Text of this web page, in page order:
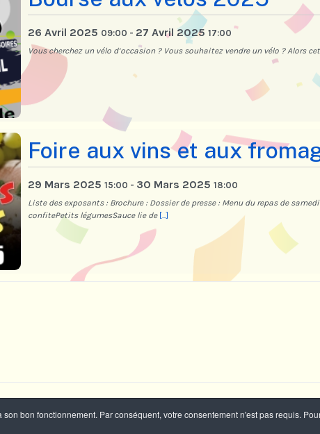
26 Avril 2025 09:00 - 27 Avril 2025 17:00
Vous cherchez un vélo d’occasion ? Vous souhaitez vendre un vélo ? Alors
Foire aux vins et aux
29 Mars 2025 15:00 - 30 Mars 2025 18:00
Liste des exposants : Brochure : Dossier de presse : Menu du repas de
confitePetits légumesSauce lie de [...]
- Marcilly sur Tille - Tous droits réservés
bon fonctionnement. Par conséquent, votre consentement n'est pas requis.